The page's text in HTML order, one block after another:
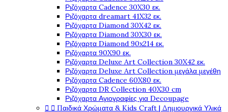
Ριζόχαρτα Cadence 30X30 εκ.
Ριζόχαρτα dreamart 41X32 εκ.
Ριζόχαρτα Diamond 30X42 εκ.
Ριζόχαρτα Diamond 30X30 εκ.
Ριζόχαρτα Diamond 90x214 εκ.
Ριζόχαρτα 90X90 εκ.
Ριζόχαρτα Deluxe Art Collection 30X42 εκ.
Ριζόχαρτα Deluxe Art Collection μεγάλα μεγέθη
Ριζόχαρτα Cadence 60X80 εκ.
Ριζόχαρτα DR Collection 40X30 cm
Ριζόχαρτα Αγιογραφίες για Decoupage
  Παιδικά Χρώματα & Kids Craft | Δημιουργικά Υλικά